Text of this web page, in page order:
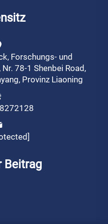
Forschungs- und
78-1 Shenbei Road,
Provinz Liaoning
Beitrag